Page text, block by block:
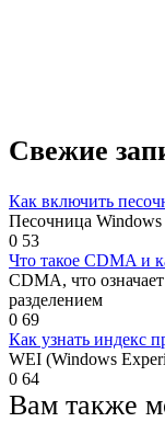
Свежие
Как включить
Песочница
0 53
Что такое CDMA и
CDMA, что
разделением
0 69
Как узнать индекс
WEI (Windows
0 64
Вам также